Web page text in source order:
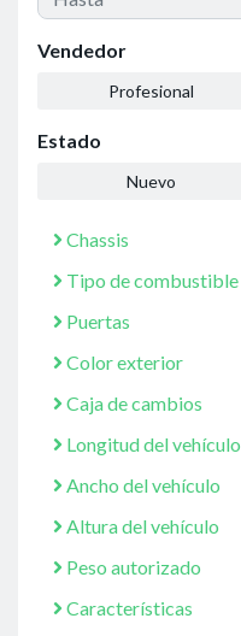
Vendedor
Profesional
Estado
Nuevo
Chassis
Tipo de combustible
Puertas
Color exterior
Caja de cambios
Longitud del vehículo
Ancho del vehículo
Altura del vehículo
Peso autorizado
Características